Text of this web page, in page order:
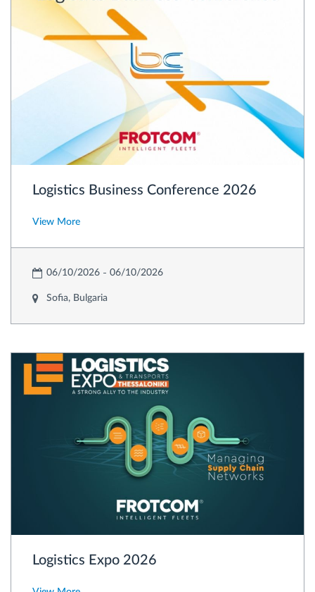
Logistics Business Conference 2026
View More
06/10/2026 06/10/2026
Sofia, Bulgaria
Logistics Expo 2026